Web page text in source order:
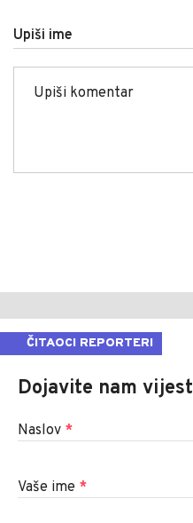
Upiši ime
ČITAOCI REPORTERI
Dojavite nam vijest
Naslov *
Vaše ime *